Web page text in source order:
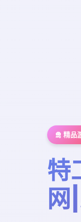
🛅 精品
特